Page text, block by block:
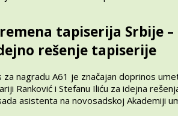
tapiserija Srbije
rešenje tapiserije
za nagradu A61 je značajan doprinos
Ranković i Stefanu Iliću za idejna
asistenta na novosadskoj Akademiji